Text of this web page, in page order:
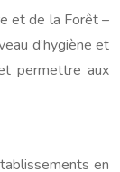
et de la Forêt –
d’hygiène et
permettre aux
en